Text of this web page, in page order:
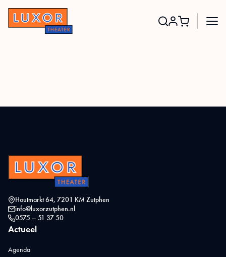
Houtmarkt 64, 7201 KM Zutphen
info@luxorzutphen.nl
0575 – 51 37 50
Actueel
Agenda